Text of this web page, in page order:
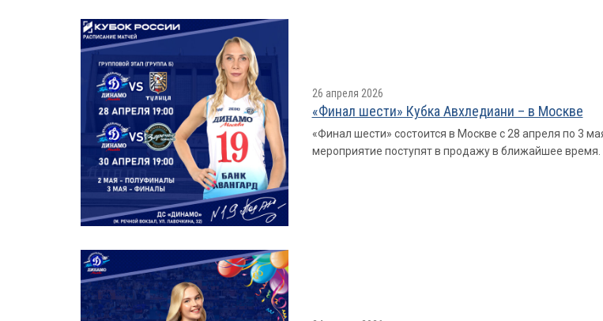
26 апреля 2026
«Финал шести» Кубка Авхледиани – в Москве
«Финал шести» состоится в Москве с 28 апреля по 3
мероприятие поступят в продажу в ближайшее время.